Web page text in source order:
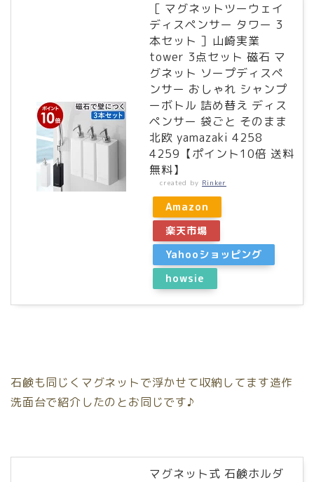
［ マグネットツーウェイ
ディスペンサー タワー 3
本セット ］山崎実業
tower 3点セット 磁石 マ
グネット ソープディスペ
ンサー おしゃれ シャンプ
ーボトル 詰め替え ディス
ペンサー 袋ごと そのまま
北欧 yamazaki 4258
4259【ポイント10倍 送料
無料】
created by Rinker
Amazon
楽天市場
Yahooショッピング
howsie
石鹸も同じくマグネットで浮かせて収納してます造作
洗面台で紹介したのとお同じです♪
マグネット式 石鹸ホルダ